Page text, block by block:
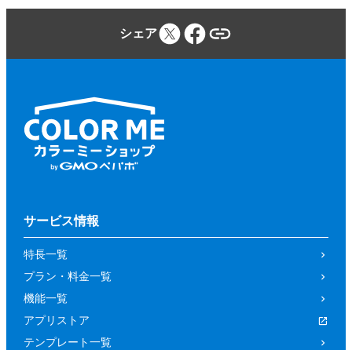
シェア
サービス情報
特長一覧
プラン・料金一覧
機能一覧
アプリストア
テンプレート一覧